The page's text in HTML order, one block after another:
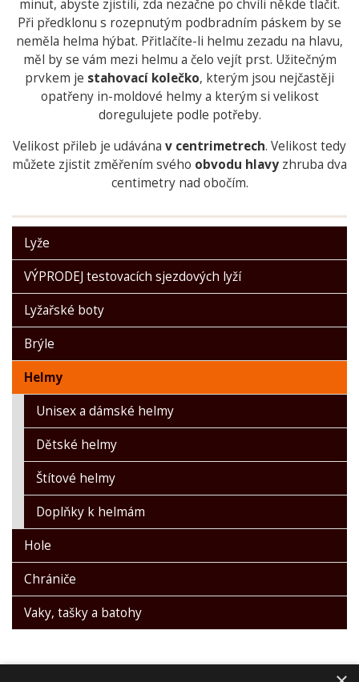
minut, abyste zjistili, zda nezačne po chvíli někde tlačit.
Při předklonu s rozepnutým podbradním páskem by se
neměla helma hýbat. Přitlačíte-li helmu zezadu na hlavu,
měl by se vám mezi helmu a čelo vejít prst. Užitečným
prvkem je stahovací kolečko, kterým jsou nejčastěji
opatřeny in-moldové helmy a kterým si velikost
doregulujete podle potřeby.
Velikost přileb je udávána v centrimetrech. Velikost tedy
můžete zjistit změřením svého obvodu hlavy zhruba dva
centimetry nad obočím.
Lyže
VÝPRODEJ testovacích sjezdových lyží
Lyžařské boty
Brýle
Helmy
Unisex a dámské helmy
Dětské helmy
Štítové helmy
Doplňky k helmám
Hole
Chrániče
Vaky, tašky a batohy